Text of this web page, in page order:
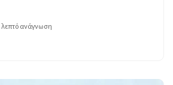
λεπτό ανάγνωση